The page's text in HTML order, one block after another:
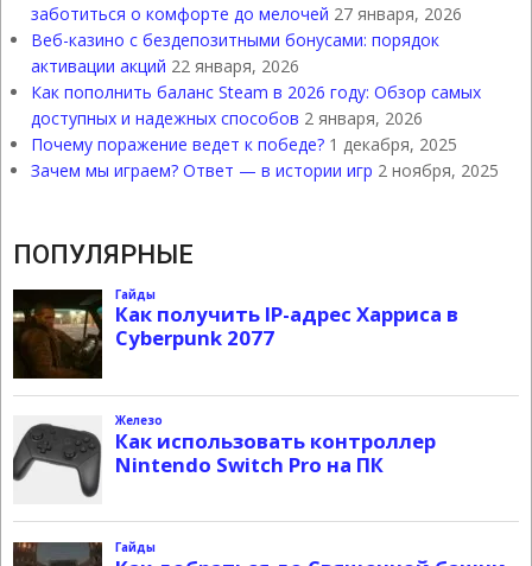
заботиться о комфорте до мелочей 27 января, 2026
Веб-казино с бездепозитными бонусами: порядок
активации акций 22 января, 2026
Как пополнить баланс Steam в 2026 году: Обзор самых
доступных и надежных способов 2 января, 2026
Почему поражение ведет к победе? 1 декабря, 2025
Зачем мы играем? Ответ — в истории игр 2 ноября, 2025
ПОПУЛЯРНЫЕ